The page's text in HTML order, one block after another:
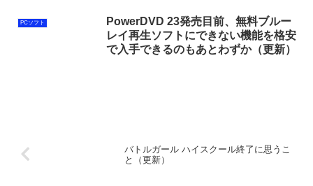
PCソフト
PowerDVD 23発売目前、無料ブルー
レイ再生ソフトにできない機能を格安
で入手できるのもあとわずか（更新）
バトルガール ハイスクール終了に思うこ
と（更新）